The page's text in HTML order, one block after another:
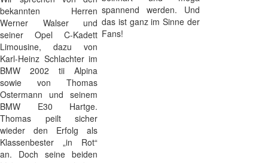
bekannten Herren
Werner Walser und
seiner Opel C-Kadett
Limousine, dazu von
Karl-Heinz Schlachter im
BMW 2002 tii Alpina
sowie von Thomas
Ostermann und seinem
BMW E30 Hartge.
Thomas peilt sicher
wieder den Erfolg als
Klassenbester „in Rot“
an. Doch seine beiden
spannend werden. Und
das ist ganz im Sinne der
Fans!